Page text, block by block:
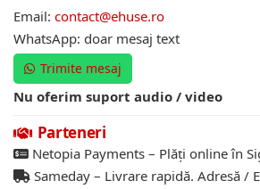
Email: contact@ehuse.ro
WhatsApp: doar mesaj text
Trimite mesaj
Nu oferim suport audio / video
Parteneri
Netopia Payments – Plăți online în
Sameday – Livrare rapidă. Adresă /